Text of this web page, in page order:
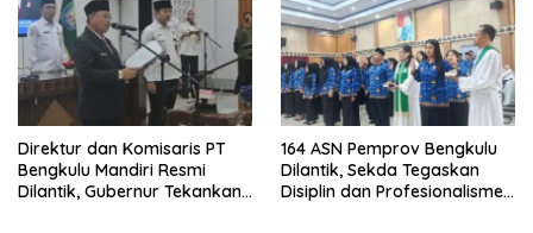
Direktur dan Komisaris PT
Bengkulu Mandiri Resmi
Dilantik, Gubernur Tekankan
164 ASN Pemprov Bengkulu
Dilantik, Sekda Tegaskan
Disiplin dan Profesionalisme